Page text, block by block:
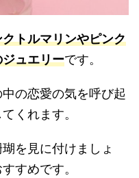
トルマリンやピンク
ュエリーです。
の恋愛の気を呼び起
くれます。
を見に付けましょ
すめです。